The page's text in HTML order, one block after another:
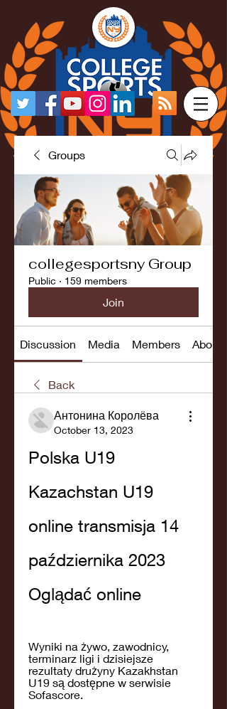
Groups
collegesportsny Group
Public · 159 members
Join
Discussion Media Members About
Back
Антонина Королёва
October 13, 2023
Polska U19
Kazachstan U19
online transmisja 14
października 2023
Oglądać online
Wyniki na żywo, zawodnicy,
terminarz ligi i dzisiejsze
rezultaty drużyny Kazakhstan
U19 są dostępne w serwisie
Sofascore.